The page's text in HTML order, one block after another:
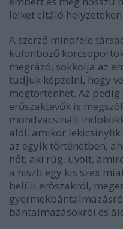
lelket citáló
A szerző mindféle
különböző
megrázó, sokkolja az
tudjuk képzelni, hogy
megtörténhet. Az
erőszaktevők is
mondvacsinált
alól, amikor
az egyik történetben,
nőt, aki rúg, üvölt,
a hiszti egy kis szex
belüli erőszakról,
bántalmazásokról és